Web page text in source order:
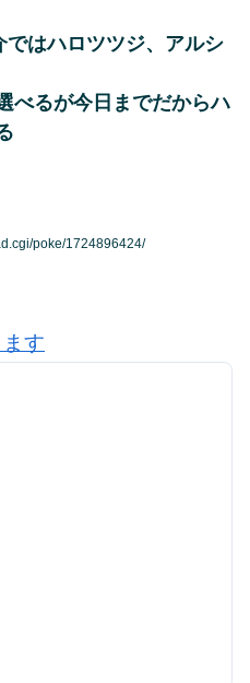
はハロツツジ、アルシ
べるが今日までだからハ
poke/1724896424/
す